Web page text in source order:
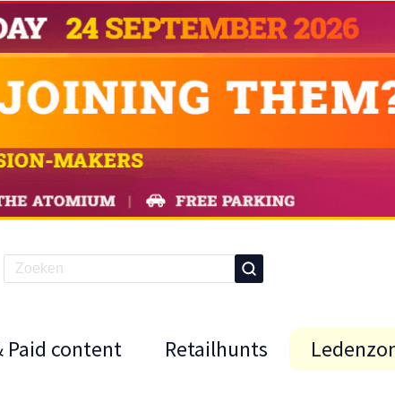
Paid content Retailhunts